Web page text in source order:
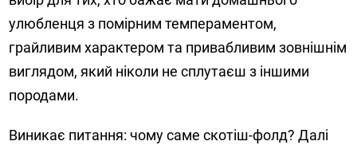
улюбленця з помірним темпераментом,
грайливим характером та привабливим зовнішнім
виглядом, який ніколи не сплутаєш з іншими
породами.
Виникає питання: чому саме скотіш-фолд? Далі